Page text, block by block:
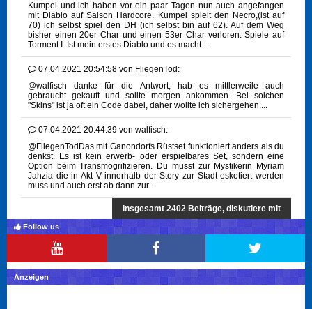
Kumpel und ich haben vor ein paar Tagen nun auch angefangen
mit Diablo auf Saison Hardcore. Kumpel spielt den Necro,(ist auf
70) ich selbst spiel den DH (ich selbst bin auf 62). Auf dem Weg
bisher einen 20er Char und einen 53er Char verloren. Spiele auf
Torment I. Ist mein erstes Diablo und es macht...
07.04.2021 20:54:58 von FliegenTod:
@walfisch danke für die Antwort, hab es mittlerweile auch
gebraucht gekauft und sollte morgen ankommen. Bei solchen
"Skins" ist ja oft ein Code dabei, daher wollte ich sichergehen....
07.04.2021 20:44:39 von walfisch:
@FliegenTodDas mit Ganondorfs Rüstset funktioniert anders als du
denkst. Es ist kein erwerb- oder erspielbares Set, sondern eine
Option beim Transmogrifizieren. Du musst zur Mystikerin Myriam
Jahzia die in Akt V innerhalb der Story zur Stadt eskotiert werden
muss und auch erst ab dann zur...
Insgesamt 2402 Beiträge, diskutiere mit
Follow us
Anzeigen